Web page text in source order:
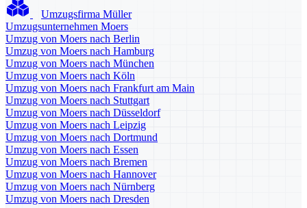
Umzugsfirma Müller
Umzugsunternehmen Moers
Umzug von Moers nach Berlin
Umzug von Moers nach Hamburg
Umzug von Moers nach München
Umzug von Moers nach Köln
Umzug von Moers nach Frankfurt am Main
Umzug von Moers nach Stuttgart
Umzug von Moers nach Düsseldorf
Umzug von Moers nach Leipzig
Umzug von Moers nach Dortmund
Umzug von Moers nach Essen
Umzug von Moers nach Bremen
Umzug von Moers nach Hannover
Umzug von Moers nach Nürnberg
Umzug von Moers nach Dresden